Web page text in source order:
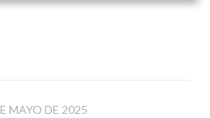
MAYO DE 2025